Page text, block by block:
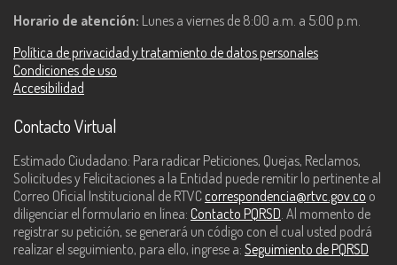
Horario de atención: Lunes a viernes de 8:00 a.m. a 5:00 p.m.
Política de privacidad y tratamiento de datos personales
Condiciones de uso
Accesibilidad
Contacto Virtual
Estimado Ciudadano: Para radicar Peticiones, Quejas, Reclamos,
Solicitudes y Felicitaciones a la Entidad puede remitir lo pertinente al
Correo Oficial Institucional de RTVC correspondencia@rtvc.gov.co o
diligenciar el formulario en línea: Contacto PQRSD. Al momento de
registrar su petición, se generará un código con el cual usted podrá
realizar el seguimiento, para ello, ingrese a: Seguimiento de PQRSD